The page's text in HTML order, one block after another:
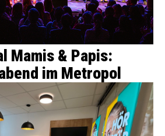
Mamis & Papis:
im Metropol